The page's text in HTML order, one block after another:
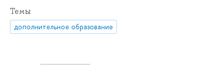
Темы
дополнительное образование